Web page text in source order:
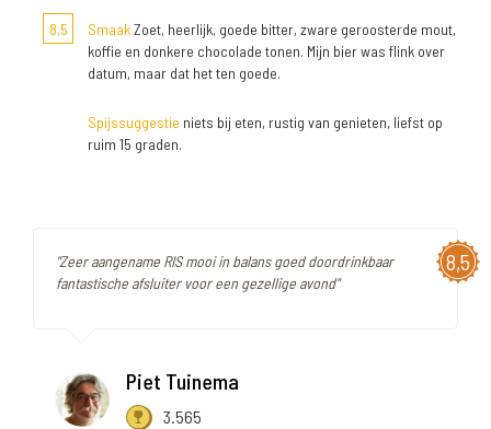
8,5 SmaakZoet, heerlijk, goede bitter, zware geroosterde mout,
koffie en donkere chocolade tonen. Mijn bier was flink over
datum, maar dat het ten goede.
Spijssuggestie niets bij eten, rustig van genieten, liefst op
ruim 15 graden.
8,5
"Zeer aangename RIS mooi in balans goed doordrinkbaar
fantastische afsluiter voor een gezellige avond"
Piet Tuinema
3.565